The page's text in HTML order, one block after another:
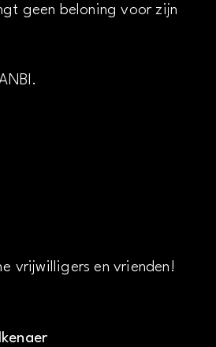
geen beloning voor zijn
vrijwilligers en vrienden!